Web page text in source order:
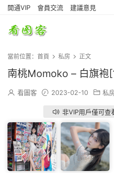
開通VIP 會員交流 建議意見
當前位置： 首頁 私房 正文
南桃Momoko – 白旗袍
看圖客 2023-02-10 私
非VIP用戶僅可查